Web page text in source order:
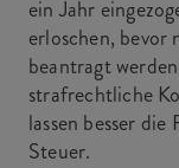
ein Jahr
erloschen,
beantragt
strafrechtliche
lassen besser
Steuer.